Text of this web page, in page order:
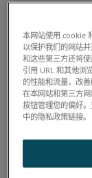
PRODUCT
CATEGORY
Qualifire 2.4
DOCUMENT
PRODUCT
本网站使用 cookie
以保护我们的网站
和这些第三方还将
引用 URL 和其他浏
的性能和流量，改
在本网站和第三方
按钮管理您的偏好
中的隐私政策链接。